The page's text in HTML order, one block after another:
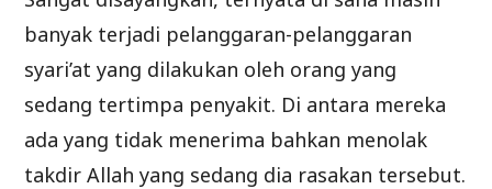
banyak terjadi pelanggaran-pelanggaran
syari’at yang dilakukan oleh orang yang
sedang tertimpa penyakit. Di antara mereka
ada yang tidak menerima bahkan menolak
takdir Allah yang sedang dia rasakan tersebut.